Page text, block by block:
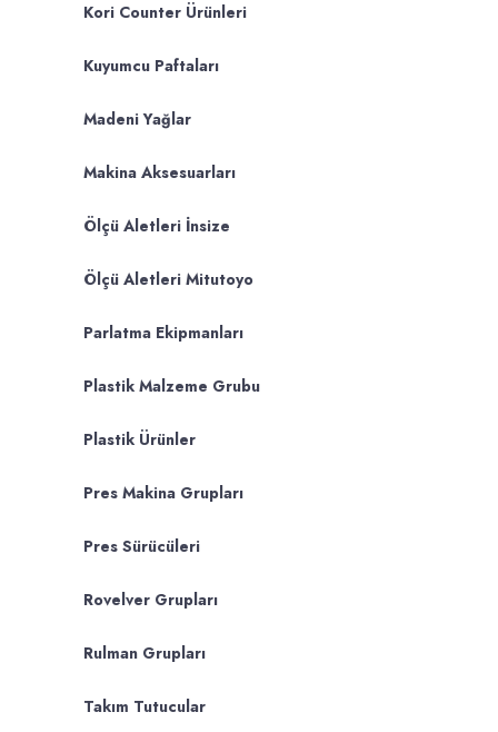
Kori Counter Ürünleri
Kuyumcu Paftaları
Madeni Yağlar
Makina Aksesuarları
Ölçü Aletleri İnsize
Ölçü Aletleri Mitutoyo
Parlatma Ekipmanları
Plastik Malzeme Grubu
Plastik Ürünler
Pres Makina Grupları
Pres Sürücüleri
Rovelver Grupları
Rulman Grupları
Takım Tutucular